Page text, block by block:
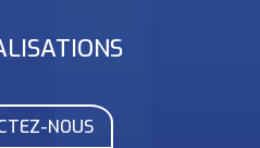
NOUS